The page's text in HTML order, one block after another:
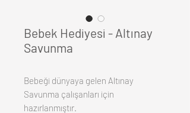
Bebek Hediyesi - Altınay
Savunma
Bebeği dünyaya gelen Altınay
Savunma çalışanları için
hazırlanmıştır.